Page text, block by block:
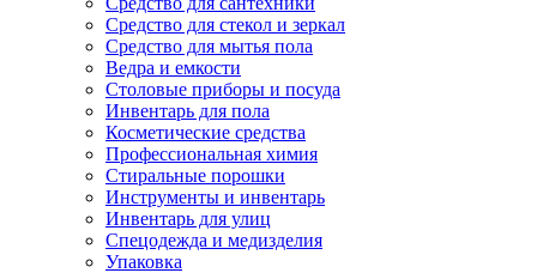
Средство для стекол и зеркал
Средство для мытья пола
Ведра и емкости
Столовые приборы и посуда
Инвентарь для пола
Косметические средства
Профессиональная химия
Стиральные порошки
Инструменты и инвентарь
Инвентарь для улиц
Спецодежда и медизделия
Упаковка